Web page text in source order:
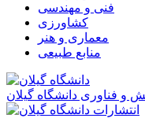
فنی و مهندسی
کشاورزی
معماری و هنر
منابع طبیعی
و فناوری دانشگاه گیلان